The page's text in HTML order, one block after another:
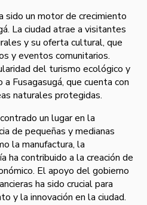
sido un motor de crecimiento
La ciudad atrae a visitantes
y su oferta cultural, que
y eventos comunitarios.
del turismo ecológico y
Fusagasugá, que cuenta con
naturales protegidas.
un lugar en la
de pequeñas y medianas
la manufactura, la
ha contribuido a la creación de
El apoyo del gobierno
ha sido crucial para
y la innovación en la ciudad.